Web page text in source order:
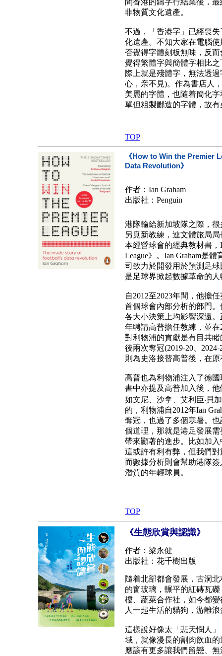
間香港的鑄字行結業後，
非物質文化遺產。
不過，「香港字」已經喪
化遺產。不知大家在電腦
否覺得字體刻板無味，反
覺得繁體字與簡體字相比
際上就是殘體字，無法透
心，亲不見)。作為書店人
美麗的字體，也隨着簡化
單但粗製鄙造的字體，故
TOP
《How to Win the Premier
Data Revolution》
作者：Ian Graham
出版社：Penguin
港隊輸給新加坡隊之際，
另覓新教練，連文體旅局
本經營球會的經典教材書，
League》。Ian Graham是
司致力於開發用於預測足
是足球界掀起數據革命的
自2012至2023年間，他擔
首個球會內部分析的部門
各大小決策上均影響深遠
年聘請高普擔任教練，並
對利物浦的貢獻是有目共
後兩次奪冠(2019-20、
則為史洛接替高普後，在
高普也為利物浦注入了德
書中亦提及高普加入後，
如文尼、沙拿、艾利臣‧貝
的，利物浦自2012年Ian
奪冠，也過了多個寒暑。
個道理，那就是港足發展
帶來顯著的進步。比如加
這或許有利有弊，但我們
而數據分析則會幫助港隊
潛質的年輕球員。
TOP
《生態欣賞與認識》
作者：梁永健
出版社：花千樹出版
隨着北部都會發展，古洞
的窗玻璃，輾平的紅磚瓦
樓、蔬菜合作社，如今都
人一起生活的貓狗，游離
這樣說好像太「悲天憫人
域，就像漫長的割肉飲血
應該有更多讓我們留戀、